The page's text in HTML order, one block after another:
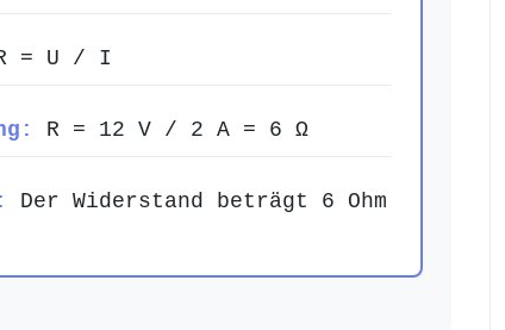
= U / I
R = 12 V / 2 A = 6 Ω
Der Widerstand beträgt 6 Ohm